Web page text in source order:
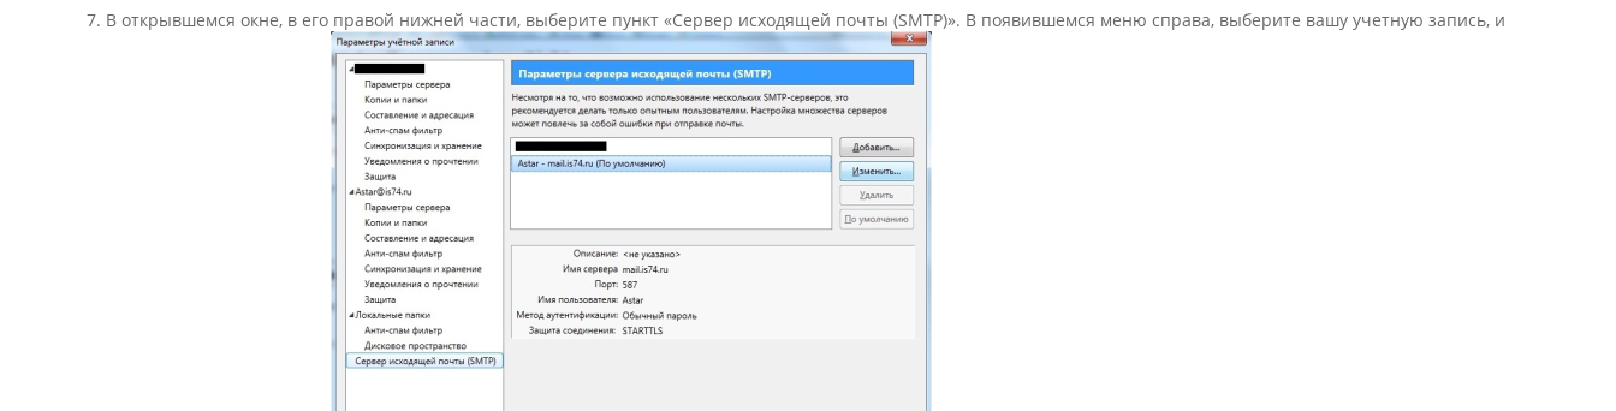
7. В открывшемся окне, в его правой нижней части, выберите пункт «Сервер исходящей почты (SMTP)». В появившемся меню справа, выберите вашу учетную запись, и